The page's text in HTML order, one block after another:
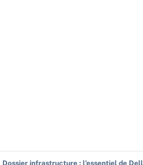
Dossier infrastructure : l'essentiel de